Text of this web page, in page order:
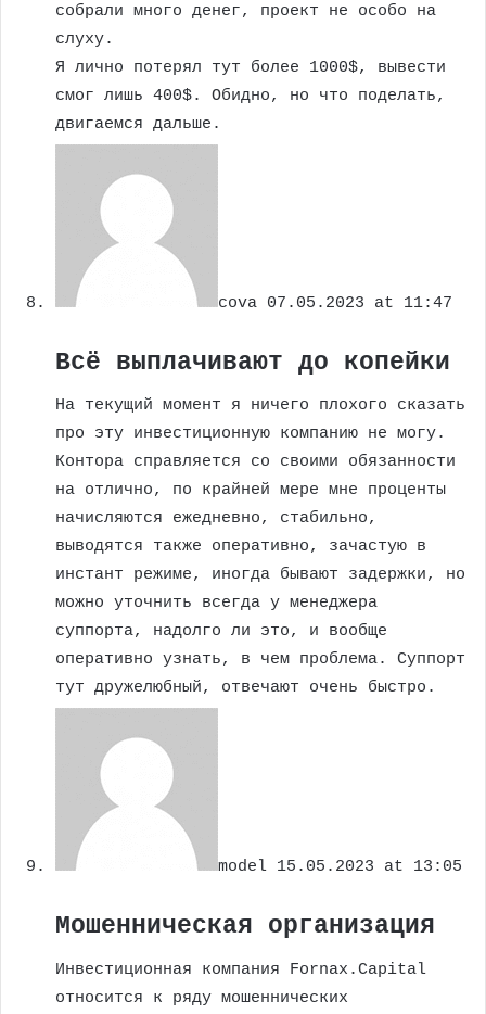
собрали много денег, проект не особо на
слуху.
Я лично потерял тут более 1000$, вывести
смог лишь 400$. Обидно, но что поделать,
двигаемся дальше.
cova 07.05.2023 at 11:47
Всё выплачивают до копейки
На текущий момент я ничего плохого сказать
про эту инвестиционную компанию не могу.
Контора справляется со своими обязанности
на отлично, по крайней мере мне проценты
начисляются ежедневно, стабильно,
выводятся также оперативно, зачастую в
инстант режиме, иногда бывают задержки, но
можно уточнить всегда у менеджера
суппорта, надолго ли это, и вообще
оперативно узнать, в чем проблема. Суппорт
тут дружелюбный, отвечают очень быстро.
model 15.05.2023 at 13:05
Мошенническая организация
Инвестиционная компания Fornax.Capital
относится к ряду мошеннических